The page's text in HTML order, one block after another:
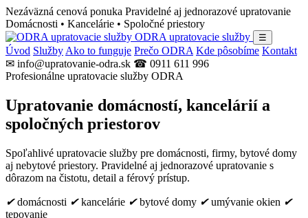
Nezáväzná cenová ponuka Pravidelné aj jednorazové upratovanie
Domácnosti • Kancelárie • Spoločné priestory
ODRA upratovacie služby
☰
Úvod Služby Ako to funguje Prečo ODRA Kde pôsobíme Kontakt
✉ info@upratovanie-odra.sk ☎ 0911 611 996
Profesionálne upratovacie služby ODRA
Upratovanie domácností, kancelárií a
spoločných priestorov
Spoľahlivé upratovacie služby pre domácnosti, firmy, bytové domy
aj nebytové priestory. Pravidelné aj jednorazové upratovanie s
dôrazom na čistotu, detail a férový prístup.
✔domácnosti ✔kancelárie ✔bytové domy ✔umývanie okien ✔
tepovanie